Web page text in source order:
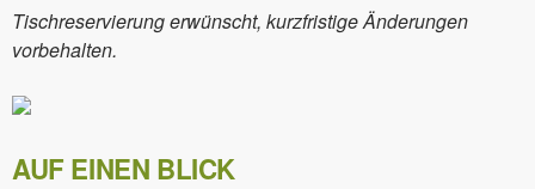
Tischreservierung erwünscht, kurzfristige Änderungen
vorbehalten.
AUF EINEN BLICK